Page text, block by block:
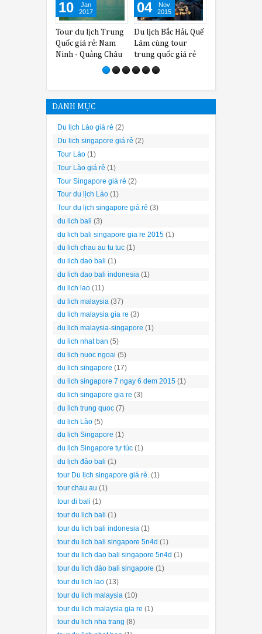
Tour du lịch Trung
Quốc giá rẻ: Nam
Ninh - Quảng Châu
Jan
2017
Du lịch Bắc Hải, Quế
Lâm cùng tour
trung quốc giá rẻ
04
Nov
2015
Tour trung quốc giá
rẻ : NAM NINH -
Liễu Châu - Quế Lâm
04
DANH MỤC
Du lịch Lào giá rẻ (2)
Du lịch singapore giá rẻ (2)
Tour Lào (1)
Tour Lào giá rẻ (1)
Tour Singapore giá rẻ (2)
Tour du lịch Lào (1)
Tour du lịch singapore giá rẻ (3)
du lich bali (3)
du lich bali singapore gia re 2015 (1)
du lich chau au tu tuc (1)
du lich dao bali (1)
du lich dao bali indonesia (1)
du lich lao (11)
du lich malaysia (37)
du lich malaysia gia re (3)
du lich malaysia-singapore (1)
du lich nhat ban (5)
du lich nuoc ngoai (5)
du lich singapore (17)
du lich singapore 7 ngay 6 dem 2015 (1)
du lich singapore gia re (3)
du lich trung quoc (7)
du lịch Lào (5)
du lịch Singapore (1)
du lịch Singapore tự túc (1)
du lịch đảo bali (1)
tour Du lịch singapore giá rẻ. (1)
tour chau au (1)
tour di bali (1)
tour du lich bali (1)
tour du lich bali indonesia (1)
tour du lich bali singapore 5n4d (1)
tour du lich dao bali singapore 5n4d (1)
tour du lich dảo bali singapore (1)
tour du lich lao (13)
tour du lich malaysia (10)
tour du lich malaysia gia re (1)
tour du lich nha trang (8)